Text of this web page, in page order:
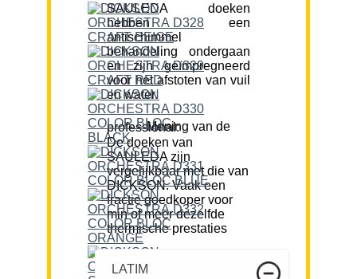
SAULEDA doeken
hebben een
antischimmel
behandeling ondergaan
en zijn geïmpregneerd
voor het afstoten van vuil
en water.
Mening van de professional:
De doeken van
SAULEDA zijn
vergelijkbaar met die van
DICKSON. Vaak een
fractie goedkoper voor
min of meer dezelfde
thermische prestaties
LATIM